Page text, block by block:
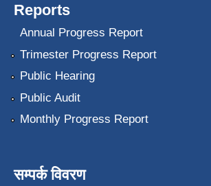
Reports
Annual Progress Report
Trimester Progress Report
Public Hearing
Public Audit
Monthly Progress Report
सम्पर्क विवरण